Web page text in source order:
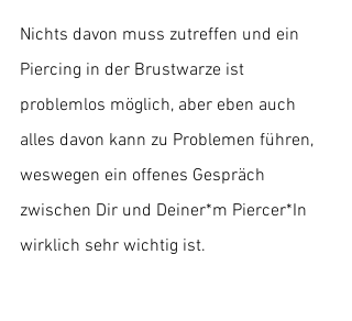
Nichts davon muss zutreffen und ein
Piercing in der Brustwarze ist
problemlos möglich, aber eben auch
alles davon kann zu Problemen führen,
weswegen ein offenes Gespräch
zwischen Dir und Deiner*m Piercer*In
wirklich sehr wichtig ist.